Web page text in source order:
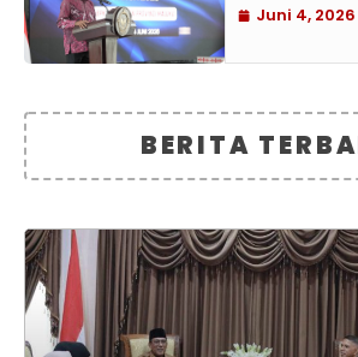
Juni 4, 2026
BERITA